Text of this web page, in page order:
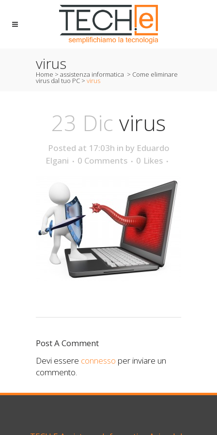
virus
Home > assistenza informatica > Come eliminare
virus dal tuo PC > virus
23 Dic virus
Posted at 17:03h in by Eduardo
Elgani
0 Comments 0 Likes
Post A Comment
Devi essere connesso per inviare un
commento.